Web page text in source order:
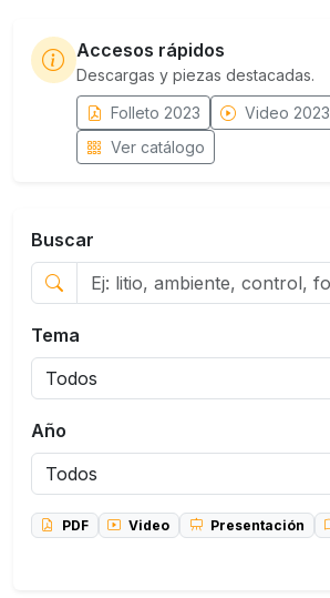
Accesos rápidos
Descargas y piezas destacadas.
Folleto 2023
Video 2023
Ver catálogo
Buscar
Tema
Año
PDF Video Presentación